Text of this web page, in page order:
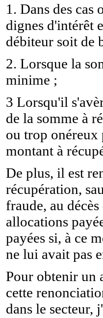
1. Dans des cas
dignes d'intérêt
débiteur soit de
2. Lorsque la
minime ;
3 Lorsqu'il
de la somme à
ou trop onéreux
montant à
De plus, il est
récupération,
fraude, au
allocations
payées si, à ce
ne lui avait pas
Pour obtenir un
cette
dans le secteur,